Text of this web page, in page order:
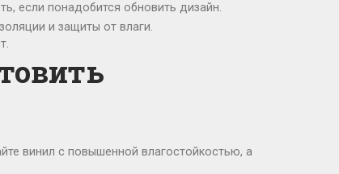
если понадобится обновить дизайн.
и защиты от влаги.
винил с повышенной влагостойкостью, а